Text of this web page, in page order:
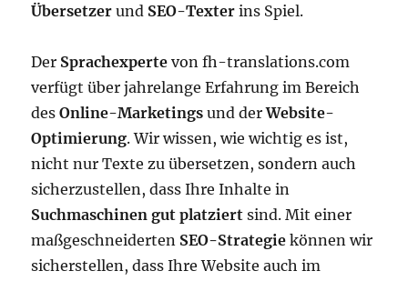
Übersetzer und SEO-Texter ins Spiel.
Der Sprachexperte von fh-translations.com
verfügt über jahrelange Erfahrung im Bereich
desOnline-Marketings und derWebsite-
Optimierung. Wir wissen, wie wichtig es ist,
nicht nur Texte zu übersetzen, sondern auch
sicherzustellen, dass Ihre Inhalte in
Suchmaschinen gut platziert sind. Mit einer
maßgeschneiderten SEO-Strategie können wir
sicherstellen, dass Ihre Website auch im